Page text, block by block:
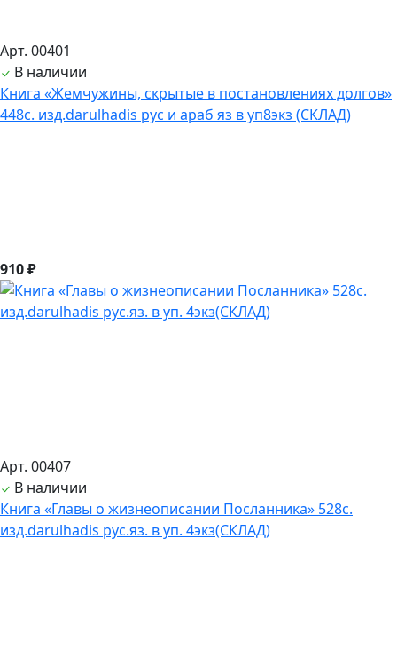
Арт. 00401
В наличии
Книга «Жемчужины, скрытые в постановлениях долгов»
448с. изд.darulhadis рус и араб яз в уп8экз (СКЛАД)
910 ₽
Арт. 00407
В наличии
Книга «Главы о жизнеописании Посланника» 528с.
изд.darulhadis рус.яз. в уп. 4экз(СКЛАД)